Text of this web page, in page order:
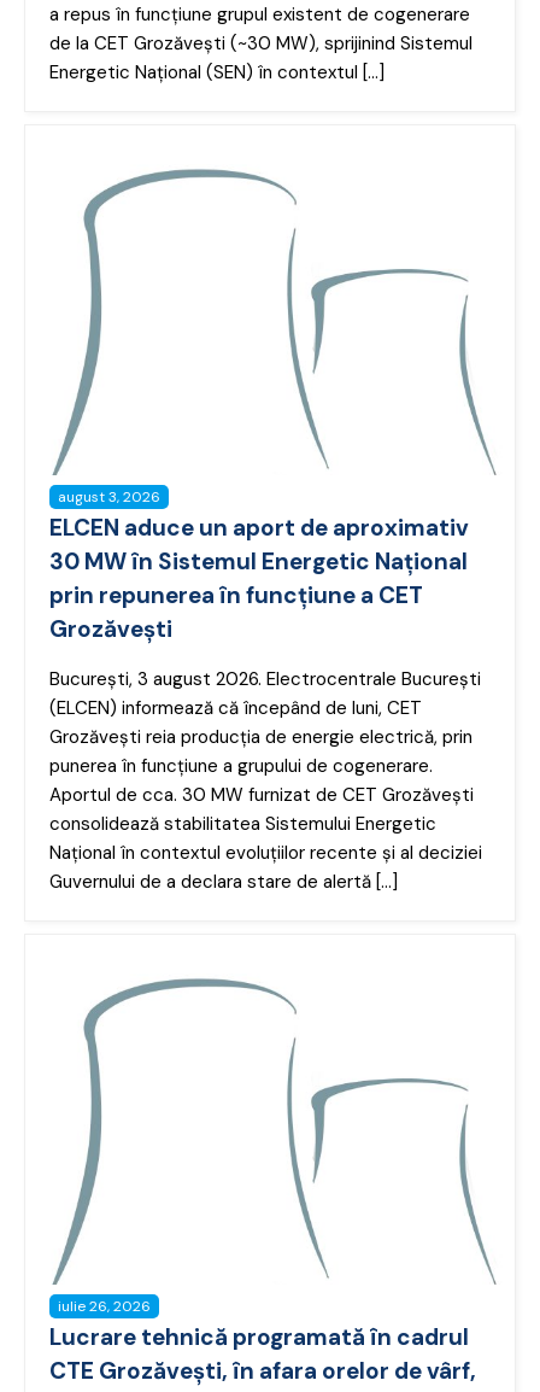
a repus în funcțiune grupul existent de cogenerare
de la CET Grozăvești (~30 MW), sprijinind Sistemul
Energetic Național (SEN) în contextul […]
august 3, 2026
ELCEN aduce un aport de aproximativ
30 MW în Sistemul Energetic Național
prin repunerea în funcțiune a CET
Grozăvești
București, 3 august 2026. Electrocentrale București
(ELCEN) informează că începând de luni, CET
Grozăvești reia producția de energie electrică, prin
punerea în funcțiune a grupului de cogenerare.
Aportul de cca. 30 MW furnizat de CET Grozăvești
consolidează stabilitatea Sistemului Energetic
Național în contextul evoluțiilor recente și al deciziei
Guvernului de a declara stare de alertă […]
iulie 26, 2026
Lucrare tehnică programată în cadrul
CTE Grozăvești, în afara orelor de vârf,